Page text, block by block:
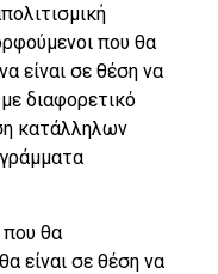
που θα
είναι σε θέση να
διαφορετικό
κατάλληλων
που θα
είναι σε θέση να